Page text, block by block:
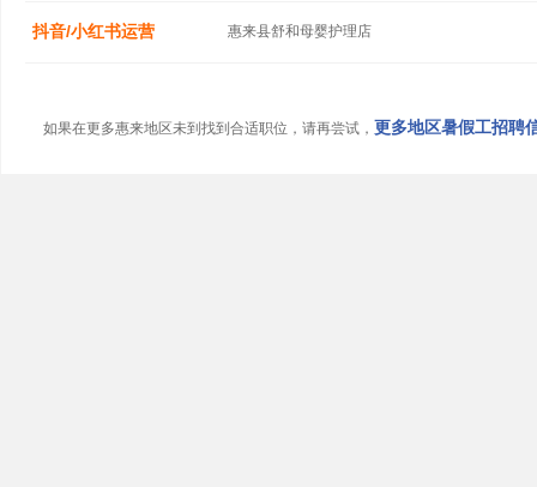
抖音/小红书运营 惠来县舒和母婴护理店
如果在更多惠来地区未到找到合适职位，请再尝试， 更多地区暑假工招聘